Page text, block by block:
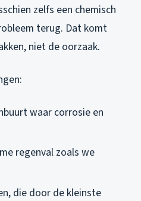
zelfs een chemisch
terug. Dat komt
niet de oorzaak.
waar corrosie en
regenval zoals we
die door de kleinste